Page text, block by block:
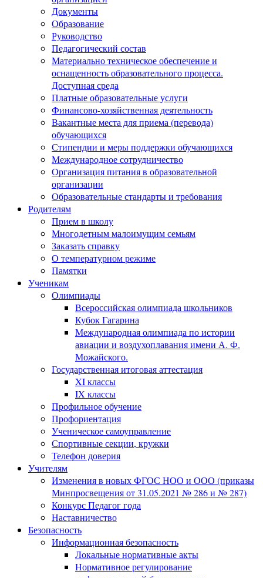
Документы
Образование
Руководство
Педагогический состав
Материально техническое обеспечение и
оснащенность образовательного процесса.
Доступная среда
Платные образовательные услуги
Финансово-хозяйственная деятельность
Вакантные места для приема (перевода)
обучающихся
Стипендии и меры поддержки обучающихся
Международное сотрудничество
Организация питания в образовательной
организации
Образовательные стандарты и требования
Родителям
Прием в школу
Многодетным малоимущим семьям
Заказать справку
О температурном режиме
Памятки
Ученикам
Олимпиады
Всероссийская олимпиада школьников
Кубок Гагарина
Международная олимпиада по истории
авиации и воздухоплавания имени А. Ф.
Можайского.
Государственная итоговая аттестация
XI классы
IX классы
Профильное обучение
Профориентация
Ученическое самоуправление
Спортивные секции, кружки
Телефон доверия
Учителям
Изменения в новых ФГОС НОО и ООО (приказы
Минпросвещения от 31.05.2021 № 286 и № 287)
Конкурс Педагог года
Наставничество
Безопасность
Информационная безопасность
Локальные нормативные акты
Нормативное регулирование